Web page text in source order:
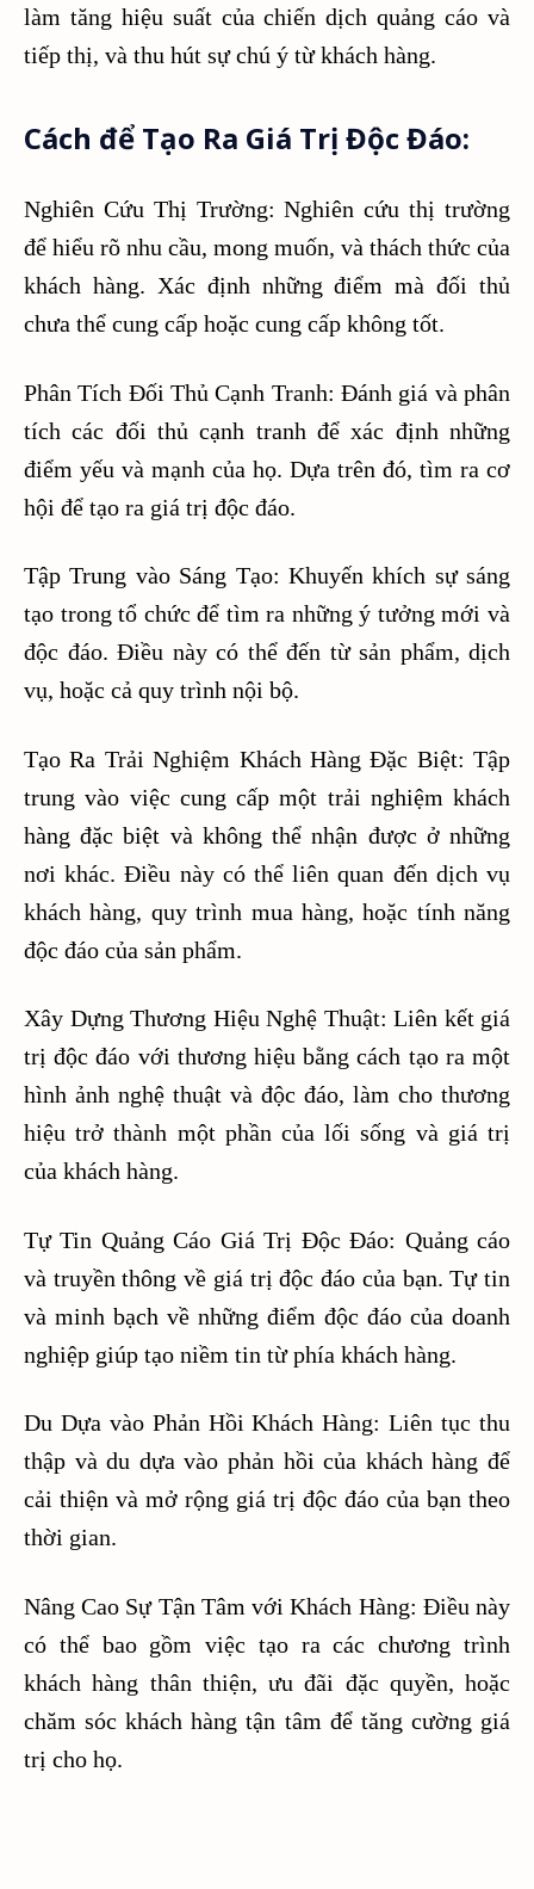
làm tăng hiệu suất của chiến dịch quảng cáo và
tiếp thị, và thu hút sự chú ý từ khách hàng.
Cách để Tạo Ra Giá Trị Độc Đáo:
Nghiên Cứu Thị Trường: Nghiên cứu thị trường
để hiểu rõ nhu cầu, mong muốn, và thách thức của
khách hàng. Xác định những điểm mà đối thủ
chưa thể cung cấp hoặc cung cấp không tốt.
Phân Tích Đối Thủ Cạnh Tranh: Đánh giá và phân
tích các đối thủ cạnh tranh để xác định những
điểm yếu và mạnh của họ. Dựa trên đó, tìm ra cơ
hội để tạo ra giá trị độc đáo.
Tập Trung vào Sáng Tạo: Khuyến khích sự sáng
tạo trong tổ chức để tìm ra những ý tưởng mới và
độc đáo. Điều này có thể đến từ sản phẩm, dịch
vụ, hoặc cả quy trình nội bộ.
Tạo Ra Trải Nghiệm Khách Hàng Đặc Biệt: Tập
trung vào việc cung cấp một trải nghiệm khách
hàng đặc biệt và không thể nhận được ở những
nơi khác. Điều này có thể liên quan đến dịch vụ
khách hàng, quy trình mua hàng, hoặc tính năng
độc đáo của sản phẩm.
Xây Dựng Thương Hiệu Nghệ Thuật: Liên kết giá
trị độc đáo với thương hiệu bằng cách tạo ra một
hình ảnh nghệ thuật và độc đáo, làm cho thương
hiệu trở thành một phần của lối sống và giá trị
của khách hàng.
Tự Tin Quảng Cáo Giá Trị Độc Đáo: Quảng cáo
và truyền thông về giá trị độc đáo của bạn. Tự tin
và minh bạch về những điểm độc đáo của doanh
nghiệp giúp tạo niềm tin từ phía khách hàng.
Du Dựa vào Phản Hồi Khách Hàng: Liên tục thu
thập và du dựa vào phản hồi của khách hàng để
cải thiện và mở rộng giá trị độc đáo của bạn theo
thời gian.
Nâng Cao Sự Tận Tâm với Khách Hàng: Điều này
có thể bao gồm việc tạo ra các chương trình
khách hàng thân thiện, ưu đãi đặc quyền, hoặc
chăm sóc khách hàng tận tâm để tăng cường giá
trị cho họ.